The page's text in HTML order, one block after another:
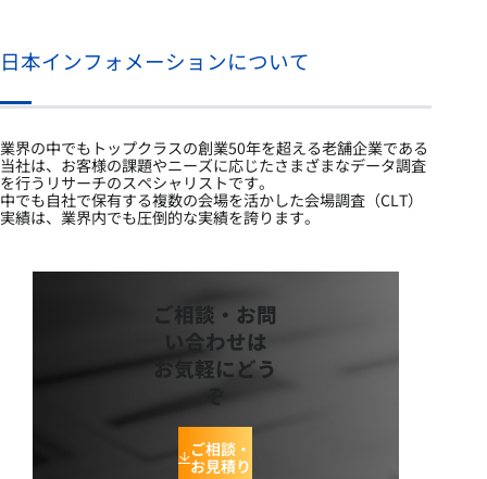
日本インフォメーションについて
業界の中でもトップクラスの創業50年を超える老舗企業である
当社は、お客様の課題やニーズに応じたさまざまなデータ調査
を行うリサーチのスペシャリストです。
中でも自社で保有する複数の会場を活かした会場調査（CLT）
実績は、業界内でも圧倒的な実績を誇ります。
ご相談・お問
い合わせは
お気軽にどう
ぞ
ご相談・
お見積り